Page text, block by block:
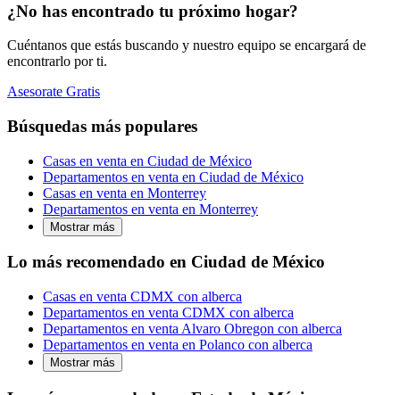
¿No has encontrado tu próximo hogar?
Cuéntanos que estás buscando y nuestro equipo se encargará de
encontrarlo por ti.
Asesorate Gratis
Búsquedas más populares
Casas en venta en Ciudad de México
Departamentos en venta en Ciudad de México
Casas en venta en Monterrey
Departamentos en venta en Monterrey
Mostrar más
Lo más recomendado en Ciudad de México
Casas en venta CDMX con alberca
Departamentos en venta CDMX con alberca
Departamentos en venta Alvaro Obregon con alberca
Departamentos en venta en Polanco con alberca
Mostrar más